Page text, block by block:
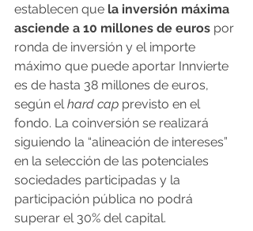
establecen que la inversión máxima
asciende a 10 millones de euros por
ronda de inversión y el importe
máximo que puede aportar Innvierte
es de hasta 38 millones de euros,
según el hard cap previsto en el
fondo. La coinversión se realizará
siguiendo la “alineación de intereses”
en la selección de las potenciales
sociedades participadas y la
participación pública no podrá
superar el 30% del capital.